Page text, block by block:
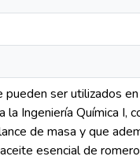
ser utilizados
la Ingeniería Química
de masa y que
esencial de